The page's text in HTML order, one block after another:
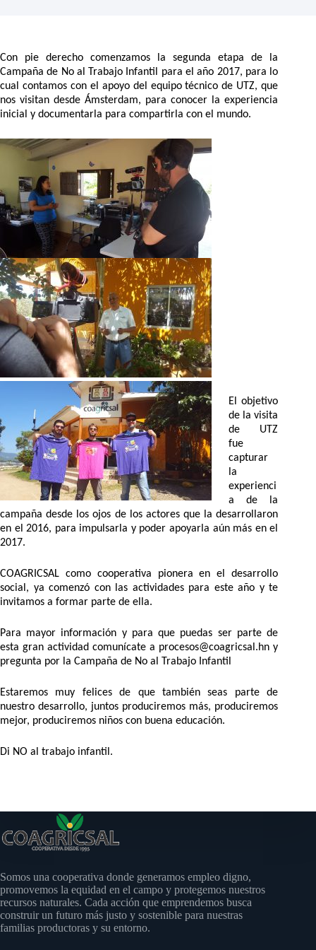
Con pie derecho comenzamos la segunda etapa de la
Campaña de No al Trabajo Infantil para el año 2017, para lo
cual contamos con el apoyo del equipo técnico de UTZ, que
nos visitan desde Ámsterdam, para conocer la experiencia
inicial y documentarla para compartirla con el mundo.
El objetivo
de la visita
de UTZ
fue
capturar
la
experienci
a de la
campaña desde los ojos de los actores que la desarrollaron
en el 2016, para impulsarla y poder apoyarla aún más en el
2017.
COAGRICSAL como cooperativa pionera en el desarrollo
social, ya comenzó con las actividades para este año y te
invitamos a formar parte de ella.
Para mayor información y para que puedas ser parte de
esta gran actividad comunícate a procesos@coagricsal.hn y
pregunta por la Campaña de No al Trabajo Infantil
Estaremos muy felices de que también seas parte de
nuestro desarrollo, juntos produciremos más, produciremos
mejor, produciremos niños con buena educación.
Di NO al trabajo infantil.
Somos una cooperativa donde generamos empleo digno,
promovemos la equidad en el campo y protegemos nuestros
recursos naturales. Cada acción que emprendemos busca
construir un futuro más justo y sostenible para nuestras
familias productoras y su entorno.